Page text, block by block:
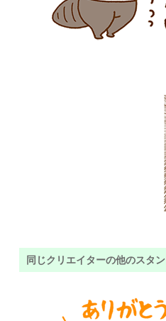
同じクリエイターの他のスタ